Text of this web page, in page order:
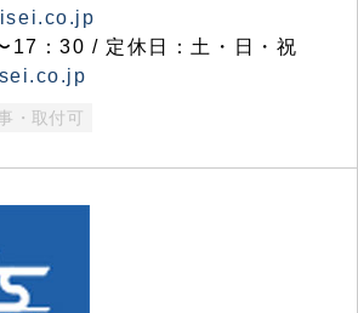
17：30 / 定休日：土・日・祝
・取付可